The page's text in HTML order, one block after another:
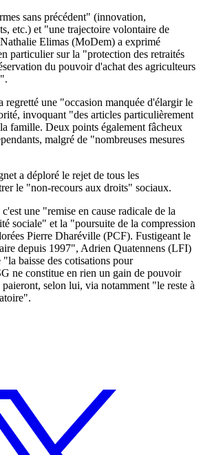
sans précédent" (innovation,
etc.) et "une trajectoire volontaire de
Elimas (MoDem) a exprimé
particulier sur la "protection des retraités
du pouvoir d'achat des agriculteurs
regretté une "occasion manquée d'élargir le
invoquant "des articles particulièrement
famille. Deux points également fâcheux
malgré de "nombreuses mesures
a déploré le rejet de tous les
le "non-recours aux droits" sociaux.
une "remise en cause radicale de la
sociale" et la "poursuite de la compression
Pierre Dharéville (PCF). Fustigeant le
depuis 1997", Adrien Quatennens (LFI)
baisse des cotisations pour
ne constitue en rien un gain de pouvoir
selon lui, via notamment "le reste à